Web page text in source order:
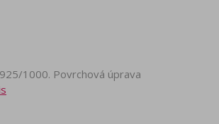
1000. Povrchová úprava